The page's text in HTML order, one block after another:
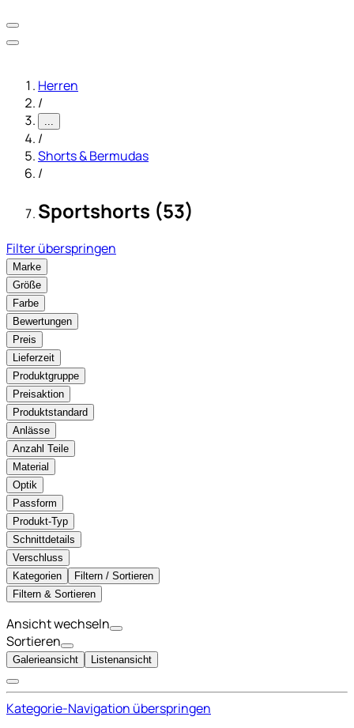
Herren
/
...
/
Shorts & Bermudas
/
Sportshorts (53)
Filter überspringen
Marke
Größe
Farbe
Bewertungen
Preis
Lieferzeit
Produktgruppe
Preisaktion
Produktstandard
Anlässe
Anzahl Teile
Material
Optik
Passform
Produkt-Typ
Schnittdetails
Verschluss
Kategorien
Filtern / Sortieren
Filtern & Sortieren
Ansicht wechseln
Sortieren
Galerieansicht Listenansicht
Kategorie-Navigation überspringen